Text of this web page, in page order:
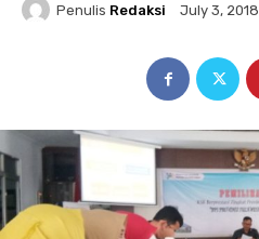
Penulis Redaksi July 3, 2018